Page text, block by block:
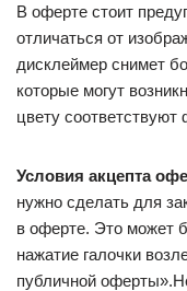
В оферте стоит
отличаться от
дисклеймер снимет
которые могут
цвету соответствуют
Условия акцепта
нужно сделать для
в оферте. Это может
нажатие галочки
публичной